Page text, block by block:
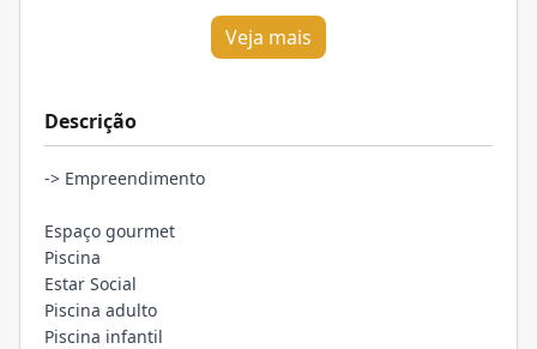
Veja mais
Descrição
-> Empreendimento
Espaço gourmet
Piscina
Estar Social
Piscina adulto
Piscina infantil